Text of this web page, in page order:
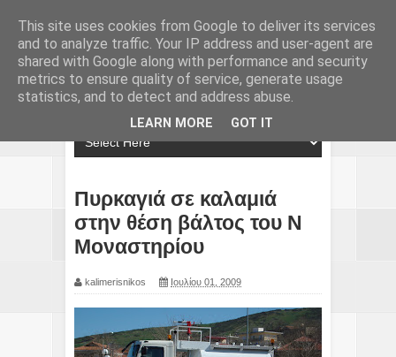
Πυρκαγιά σε καλαμιά
στην θέση βάλτος του Ν
Μοναστηρίου
kalimerisnikos Ιουλίου 01, 2009
This site uses cookies from Google to deliver its services
and to analyze traffic. Your IP address and user-agent are
shared with Google along with performance and security
metrics to ensure quality of service, generate usage
statistics, and to detect and address abuse.
LEARN MORE GOT IT